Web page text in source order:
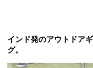
インド発のアウトドア
グ。